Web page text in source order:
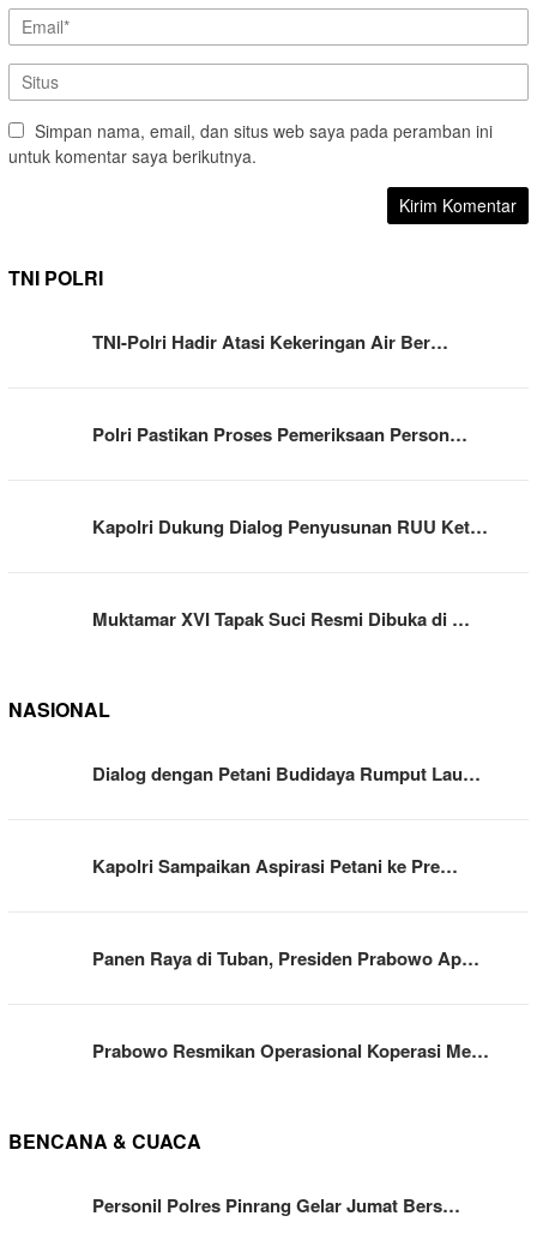
Simpan nama, email, dan situs web saya pada peramban ini
untuk komentar saya berikutnya.
TNI POLRI
TNI-Polri Hadir Atasi Kekeringan Air Ber…
Polri Pastikan Proses Pemeriksaan Person…
Kapolri Dukung Dialog Penyusunan RUU Ket…
Muktamar XVI Tapak Suci Resmi Dibuka di …
NASIONAL
Dialog dengan Petani Budidaya Rumput Lau…
Kapolri Sampaikan Aspirasi Petani ke Pre…
Panen Raya di Tuban, Presiden Prabowo Ap…
Prabowo Resmikan Operasional Koperasi Me…
BENCANA & CUACA
Personil Polres Pinrang Gelar Jumat Bers…